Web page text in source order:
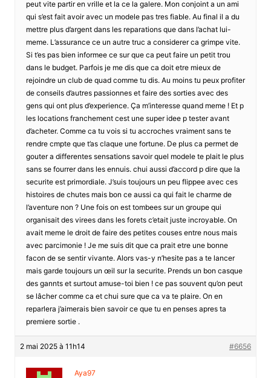
peut vite partir en vrille et la ce la galere. Mon conjoint a un ami
qui s’est fait avoir avec un modele pas tres fiable. Au final il a du
mettre plus d’argent dans les reparations que dans l’achat lui-
meme. L’assurance ce un autre truc a considerer ca grimpe vite.
Si t’es pas bien informee ce sur que ca peut faire un petit trou
dans le budget. Parfois je me dis que ca doit etre mieux de
rejoindre un club de quad comme tu dis. Au moins tu peux profiter
de conseils d’autres passionnes et faire des sorties avec des
gens qui ont plus d’experience. Ça m’interesse quand meme ! Et p
les locations franchement cest une super idee p tester avant
d’acheter. Comme ca tu vois si tu accroches vraiment sans te
rendre cmpte que t’as claque une fortune. De plus ca permet de
gouter a differentes sensations savoir quel modele te plait le plus
sans se fourrer dans les ennuis. chui aussi d’accord p dire que la
securite est primordiale. J’suis toujours un peu flippee avec ces
histoires de chutes mais bon ce aussi ca qui fait le charme de
l’aventure non ? Une fois on est tombees sur un groupe qui
organisait des virees dans les forets c’etait juste incroyable. On
avait meme le droit de faire des petites couses entre nous mais
avec parcimonie ! Je me suis dit que ca prait etre une bonne
facon de se sentir vivante. Alors vas-y n’hesite pas a te lancer
mais garde toujours un œil sur la securite. Prends un bon casque
des gannts et surtout amuse-toi bien ! ce pas souvent qu’on peut
se lâcher comme ca et chui sure que ca va te plaire. On en
reparlera j’aimerais bien savoir ce que tu en penses apres ta
premiere sortie .
2 mai 2025 à 11h14 #6656
Aya97